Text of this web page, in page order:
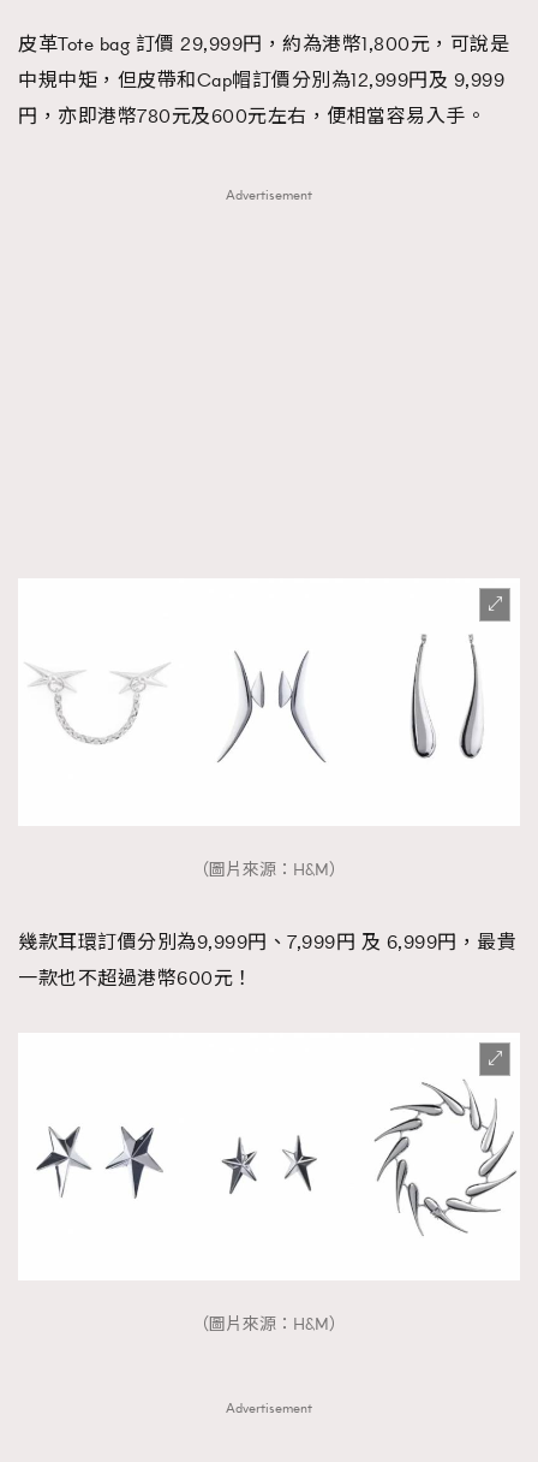
皮革Tote bag 訂價 29,999円，約為港幣1,800元，可說是
中規中矩，但皮帶和Cap帽訂價分別為12,999円及 9,999
円，亦即港幣780元及600元左右，便相當容易入手。
Advertisement
（圖片來源：H&M）
幾款耳環訂價分別為9,999円、7,999円 及 6,999円，最貴
一款也不超過港幣600元！
（圖片來源：H&M）
Advertisement